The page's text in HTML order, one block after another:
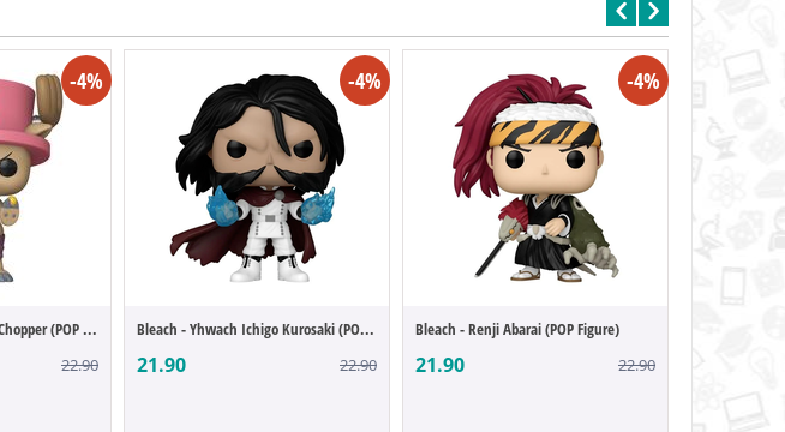
-4%
One Piece - Tony Tony Chopper (POP Figure)
22.90
-4%
Bleach - Yhwach Ichigo Kurosaki (POP Figure)
21.90 22.90
-4%
Bleach - Renji Abarai (POP Figure)
21.90 22.90